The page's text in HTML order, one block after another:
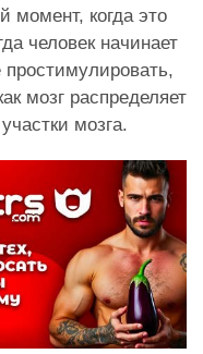
момент, когда это
человек начинает
мозг распределяет
мозга.